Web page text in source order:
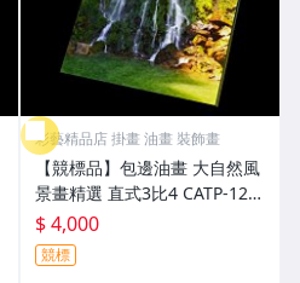
彩藝精品店 掛畫 油畫 裝飾畫
【競標品】包邊油畫 大自然風
景畫精選 直式3比4 CATP-123
09 93x68cm 印刷複製畫 台灣
製藝術掛畫 客製化全新品 裝潢
布置擺飾優選 藝術高級品
$ 4,000
競標